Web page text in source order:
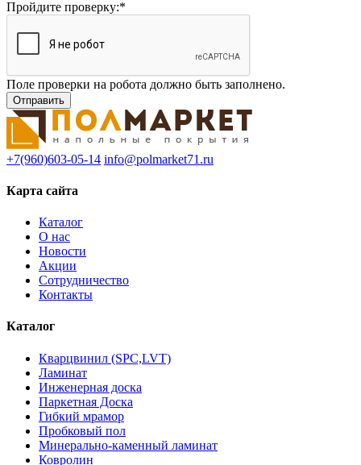
Пройдите проверку:*
Поле проверки на робота должно быть заполнено.
+7(960)603-05-14 info@polmarket71.ru
Карта сайта
Каталог
О нас
Новости
Акции
Сотрудничество
Контакты
Каталог
Кварцвинил (SPC,LVT)
Ламинат
Инженерная доска
Паркетная Доска
Гибкий мрамор
Пробковый пол
Минерально-каменный ламинат
Ковролин